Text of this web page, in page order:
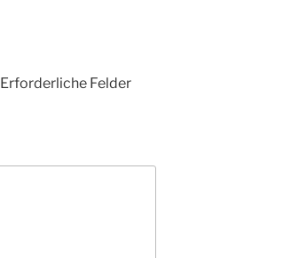
Erforderliche Felder